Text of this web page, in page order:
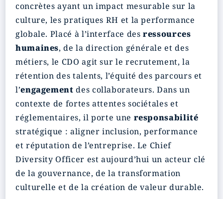
concrètes ayant un impact mesurable sur la
culture, les pratiques RH et la performance
globale. Placé à l’interface desressources
humaines, de la direction générale et des
métiers, le CDO agit sur le recrutement, la
rétention des talents, l’équité des parcours et
l’engagement des collaborateurs. Dans un
contexte de fortes attentes sociétales et
réglementaires, il porte une responsabilité
stratégique : aligner inclusion, performance
et réputation de l’entreprise. Le Chief
Diversity Officer est aujourd’hui un acteur clé
de la gouvernance, de la transformation
culturelle et de la création de valeur durable.